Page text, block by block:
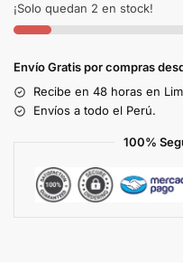
¡Solo quedan 2 en stock!
Envío Gratis por compras
Recibe en 48 horas en
Envíos a todo el Perú.
100%